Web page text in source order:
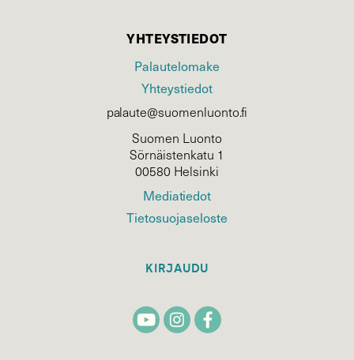
YHTEYSTIEDOT
Palautelomake
Yhteystiedot
palaute@suomenluonto.fi
Suomen Luonto
Sörnäistenkatu 1
00580 Helsinki
Mediatiedot
Tietosuojaseloste
KIRJAUDU